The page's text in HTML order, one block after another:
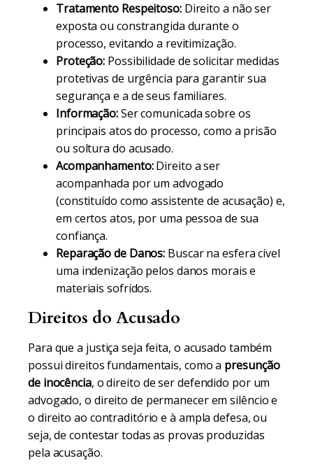
Tratamento Respeitoso:Direito a não ser
exposta ou constrangida durante o
processo, evitando a revitimização.
Proteção: Possibilidade de solicitar medidas
protetivas de urgência para garantir sua
segurança e a de seus familiares.
Informação:Ser comunicada sobre os
principais atos do processo, como a prisão
ou soltura do acusado.
Acompanhamento:Direito a ser
acompanhada por um advogado
(constituído como assistente de acusação) e,
em certos atos, por uma pessoa de sua
confiança.
Reparação de Danos: Buscar na esfera cível
uma indenização pelos danos morais e
materiais sofridos.
Direitos do Acusado
Para que a justiça seja feita, o acusado também
possui direitos fundamentais, como a presunção
de inocência, o direito de ser defendido por um
advogado, o direito de permanecer em silêncio e
o direito ao contraditório e à ampla defesa, ou
seja, de contestar todas as provas produzidas
pela acusação.